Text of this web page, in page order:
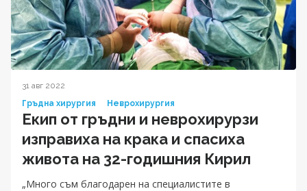
31 авг 2022
Гръдна хирургия
Неврохирургия
Екип от гръдни и неврохирурзи
изправиха на крака и спасиха
живота на 32-годишния Кирил
„Много съм благодарен на специалистите в